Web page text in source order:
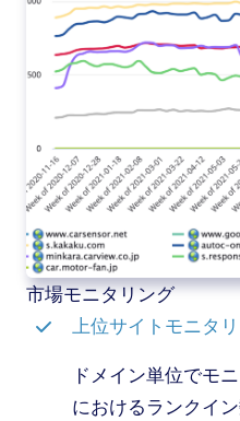
市場モニタリング
上位サイトモニタ
ドメイン単位でモ
におけるランクイ